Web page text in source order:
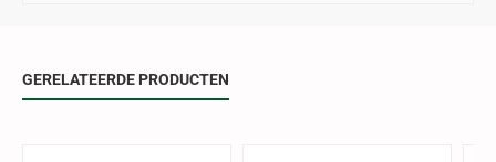
GERELATEERDE PRODUCTEN